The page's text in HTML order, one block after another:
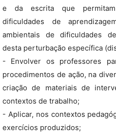
e da escrita que
dificuldades de
ambientais de dificuldades
desta perturbação específica
- Envolver os professores
procedimentos de ação, na
criação de materiais de
contextos de trabalho;
- Aplicar, nos contextos
exercícios produzidos;